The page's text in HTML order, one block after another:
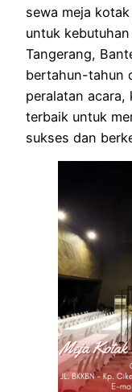
sewa meja
untuk
Tangerang,
bertahun-tahun
peralatan acara,
terbaik untuk
sukses dan